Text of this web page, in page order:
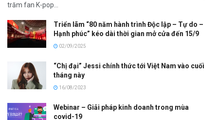
trăm fan K-pop...
Triển lãm “80 năm hành trình Độc lập – Tự do –
Hạnh phúc” kéo dài thời gian mở cửa đến 15/9
02/09/2025
“Chị đại” Jessi chính thức tới Việt Nam vào cuối
tháng này
16/08/2023
Webinar – Giải pháp kinh doanh trong mùa
covid-19